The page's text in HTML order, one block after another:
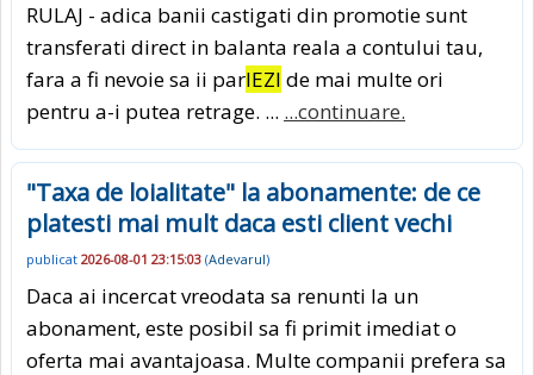
RULAJ - adica banii castigati din promotie sunt
transferati direct in balanta reala a contului tau,
fara a fi nevoie sa ii parIEZI de mai multe ori
pentru a-i putea retrage. ... ...continuare.
"Taxa de loialitate" la abonamente: de ce
platesti mai mult daca esti client vechi
publicat 2026-08-01 23:15:03 (Adevarul)
Daca ai incercat vreodata sa renunti la un
abonament, este posibil sa fi primit imediat o
oferta mai avantajoasa. Multe companii prefera sa